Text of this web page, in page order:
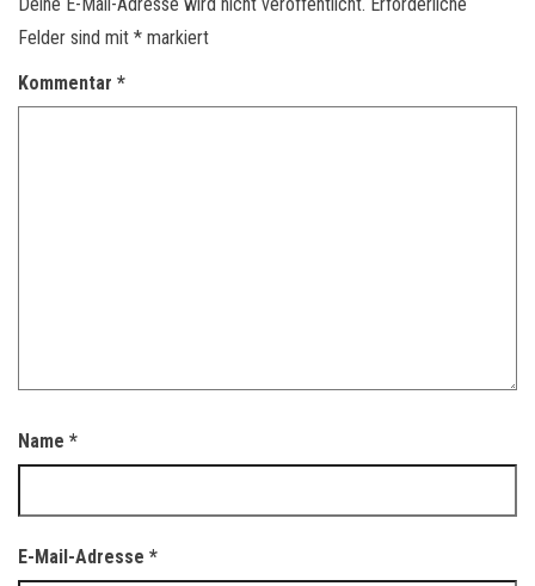
Felder sind mit * markiert
Kommentar *
Name *
E-Mail-Adresse *